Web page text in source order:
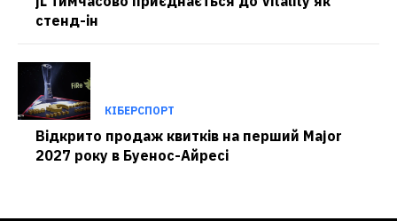
стенд-ін
КІБЕРСПОРТ
Відкрито продаж квитків на перший Major
2027 року в Буенос-Айресі